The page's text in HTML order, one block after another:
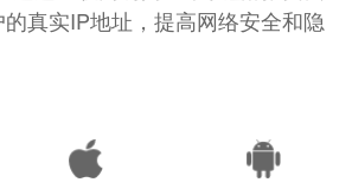
真实IP地址，提高网络安全和隐